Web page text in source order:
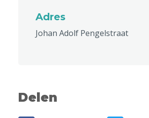
Adres
Johan Adolf Pengelstraat
Delen